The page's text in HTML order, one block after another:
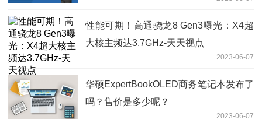
性能可期！高通骁龙8 Gen3曝光：X4超
大核主频达3.7GHz-天天视点
2023-06-07
华硕ExpertBookOLED商务笔记本发布了
吗？售价是多少呢？
2023-06-07